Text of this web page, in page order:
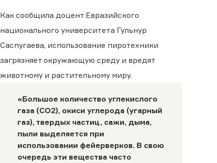
Как сообщила доцент Евразийского
национального университета Гульнур
Саспугаева, использование пиротехники
загрязняет окружающую среду и вредят
животному и растительному миру.
«Большое количество углекислого
газа (СО2), окиси углерода (угарный
газ), твердых частиц, сажи, дыма,
пыли выделяется при
использовании фейерверков. В свою
очередь эти вещества часто